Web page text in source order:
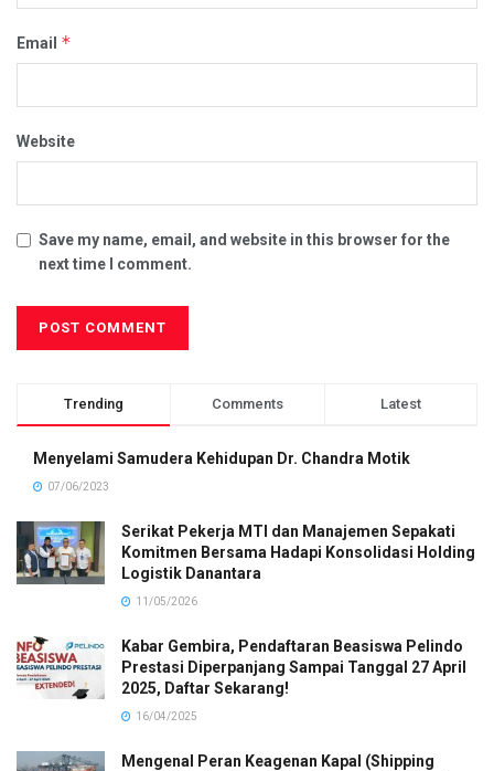
Email *
Website
Save my name, email, and website in this browser for the
next time I comment.
Trending Comments Latest
Menyelami Samudera Kehidupan Dr. Chandra Motik
07/06/2023
Serikat Pekerja MTI dan Manajemen Sepakati
Komitmen Bersama Hadapi Konsolidasi Holding
Logistik Danantara
11/05/2026
Kabar Gembira, Pendaftaran Beasiswa Pelindo
Prestasi Diperpanjang Sampai Tanggal 27 April
2025, Daftar Sekarang!
16/04/2025
Mengenal Peran Keagenan Kapal (Shipping